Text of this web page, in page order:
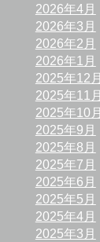
2026年4月
2026年3月
2026年2月
2026年1月
2025年12月
2025年11月
2025年10月
2025年9月
2025年8月
2025年7月
2025年6月
2025年5月
2025年4月
2025年3月